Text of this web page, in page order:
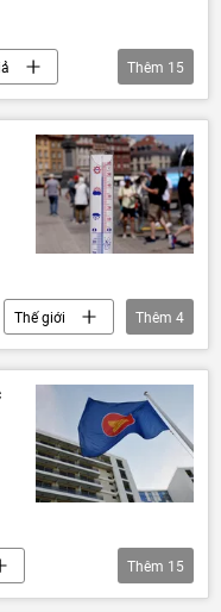
gạo
Á
mại
khẩu
Thêm 15
Thế giới
Thêm 4
Thêm 15